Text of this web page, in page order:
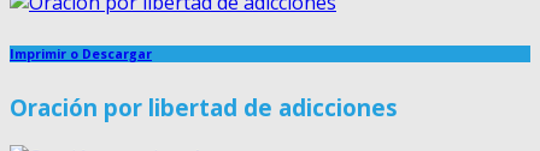
Imprimir o Descargar
Oración por libertad de adicciones